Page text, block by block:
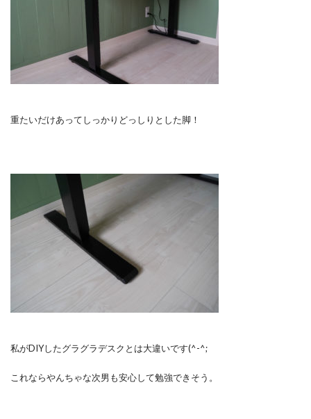
重たいだけあってしっかりどっしりとした脚！
私がDIYしたグラグラデスクとは大違いです(^-^;
これならやんちゃな次男も安心して勉強できそう。